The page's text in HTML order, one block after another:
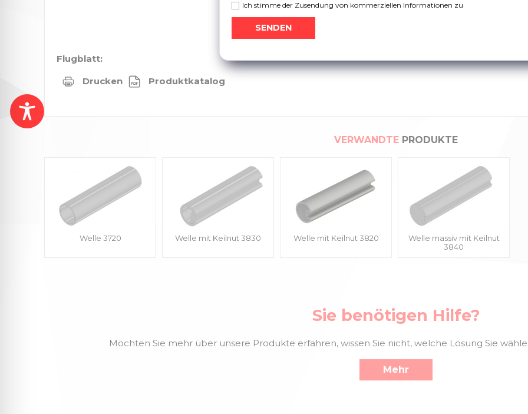
Ich stimme der Zusendung von kommerziellen Informationen zu
Flugblatt:
Drucken
Produktkatalog
VERWANDTE PRODUKTE
Welle 3720 Welle mit Keilnut 3830 Welle mit Keilnut 3820
Welle massiv mit Keilnut
3840
Sie benötigen Hilfe?
Möchten Sie mehr über unsere Produkte erfahren, wissen Sie nicht, welche Lösung Sie
Mehr